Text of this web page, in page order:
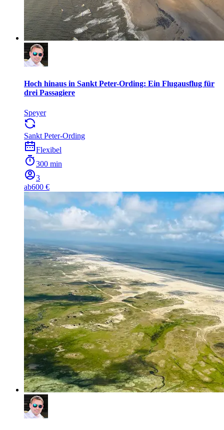
Hoch hinaus in Sankt Peter-Ording: Ein Flugausflug für
drei Passagiere
Speyer
Sankt Peter-Ording
Flexibel
300 min
3
ab600 €